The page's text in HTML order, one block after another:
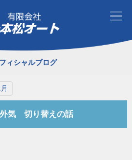
ィシャルブログ
気 切り替えの話